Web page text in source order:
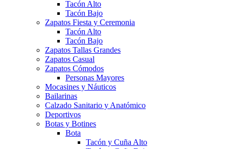
Tacón Alto
Tacón Bajo
Zapatos Fiesta y Ceremonia
Tacón Alto
Tacón Bajo
Zapatos Tallas Grandes
Zapatos Casual
Zapatos Cómodos
Personas Mayores
Mocasines y Náuticos
Bailarinas
Calzado Sanitario y Anatómico
Deportivos
Botas y Botines
Bota
Tacón y Cuña Alto